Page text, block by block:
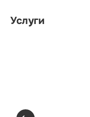
Услуги